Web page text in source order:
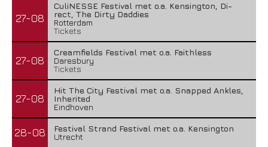
27-08
CuliNESSE Festival met o.a. Kensington, Di-
rect, The Dirty Daddies
Rotterdam
Tickets
27-08
Creamfields Festival met o.a. Faithless
Daresbury
Tickets
27-08
Hit The City Festival met o.a. Snapped Ankles,
Inherited
Eindhoven
28-08
Festival Strand Festival met o.a. Kensington
Utrecht